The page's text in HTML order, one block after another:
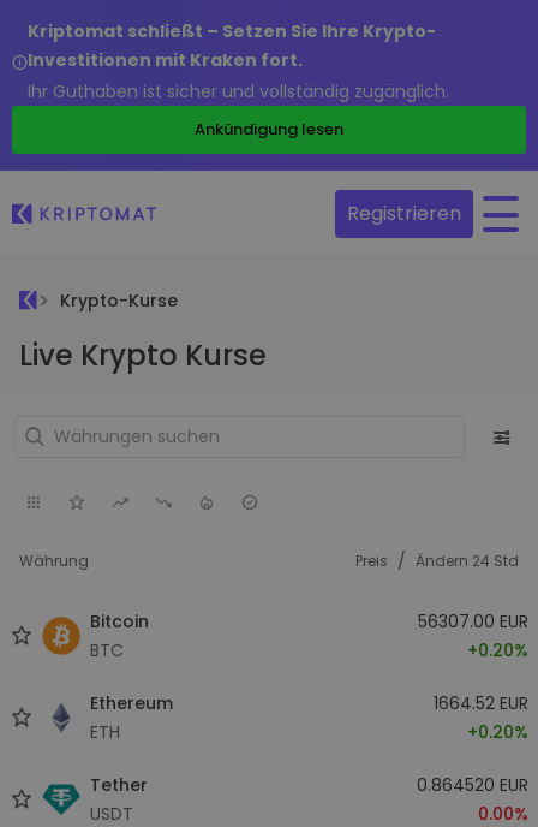
Kriptomat schließt – Setzen Sie Ihre Krypto-
Investitionen mit Kraken fort.
Ihr Guthaben ist sicher und vollständig zugänglich.
Ankündigung lesen
Registrieren
Krypto-Kurse
Live Krypto Kurse
Währung Preis / Ändern 24 Std
Bitcoin
BTC
56307.00 EUR
+0.20%
Ethereum
ETH
1664.52 EUR
+0.20%
Tether
USDT
0.864520 EUR
0.00%